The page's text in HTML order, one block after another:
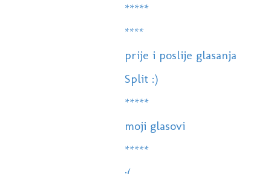
*****
****
prije i poslije glasanja
Split :)
*****
moji glasovi
*****